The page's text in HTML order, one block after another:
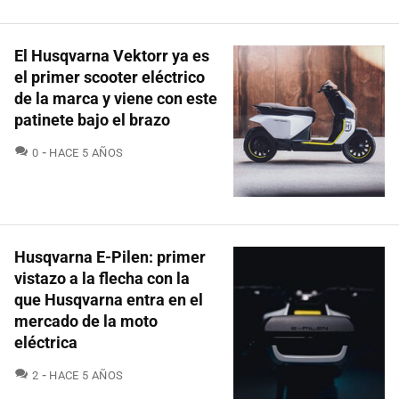
El Husqvarna Vektorr ya es
el primer scooter eléctrico
de la marca y viene con este
patinete bajo el brazo
0 COMENTARIOS
HACE 5 AÑOS
Husqvarna E-Pilen: primer
vistazo a la flecha con la
que Husqvarna entra en el
mercado de la moto
eléctrica
2 COMENTARIOS
HACE 5 AÑOS